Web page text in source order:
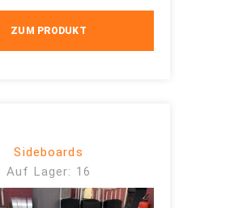
ZUM PRODUKT
Sideboards
Auf Lager: 16